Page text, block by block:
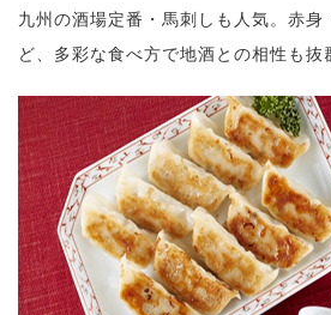
九州の酒場定番・馬刺しも人気。赤身
ど、多彩な食べ方で地酒との相性も抜